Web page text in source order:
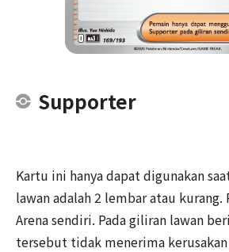
Supporter
Kartu ini hanya dapat digunakan
lawan adalah 2 lembar atau
Arena sendiri. Pada giliran lawan
tersebut tidak menerima